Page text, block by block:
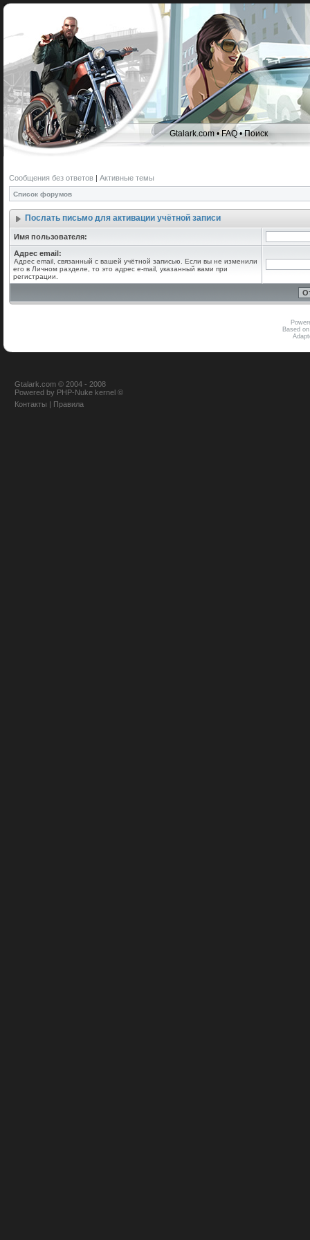
Gtalark.com •FAQ•Поиск
Сообщения без ответов | Активные темы
Список форумов
Послать письмо для активации учётной записи
Имя пользователя:
Адрес email:
Адрес email, связанный с вашей учётной записью. Если вы не изменили
его в Личном разделе, то это адрес e-mail, указанный вами при
регистрации.
Based
Gtalark.com © 2004 - 2008
Powered by PHP-Nuke kernel ©
Контакты | Правила